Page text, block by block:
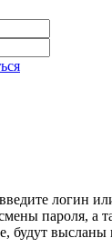
логин
пароля, а
будут